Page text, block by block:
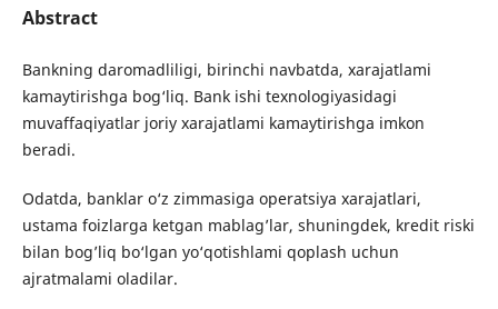
Abstract
Bankning daromadliligi, birinchi navbatda, xarajatlami
kamaytirishga bog‘liq. Bank ishi texnologiyasidagi
muvaffaqiyatlar joriy xarajatlami kamaytirishga imkon
beradi.
Odatda, banklar o‘z zimmasiga operatsiya xarajatlari,
ustama foizlarga ketgan mablag’lar, shuningdek, kredit riski
bilan bog’liq bo‘lgan yo‘qotishlami qoplash uchun
ajratmalami oladilar.